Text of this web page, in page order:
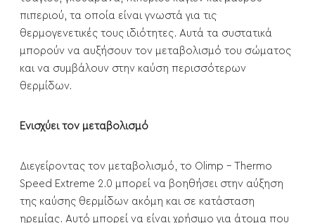
πιπεριού, τα οποία είναι γνωστά για τις
θερμογενετικές τους ιδιότητες. Αυτά τα συστατικά
μπορούν να αυξήσουν τον μεταβολισμό του σώματος
και να συμβάλουν στην καύση περισσότερων
θερμίδων.
Ενισχύει τον μεταβολισμό
Διεγείροντας τον μεταβολισμό, το Olimp - Thermo
Speed Extreme 2.0 μπορεί να βοηθήσει στην αύξηση
της καύσης θερμίδων ακόμη και σε κατάσταση
ηρεμίας. Αυτό μπορεί να είναι χρήσιμο για άτομα που